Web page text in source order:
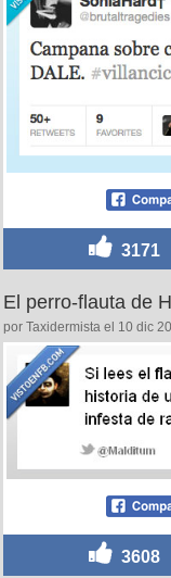
3171
El perro-flauta de
por Taxidermista el 10 dic
3608